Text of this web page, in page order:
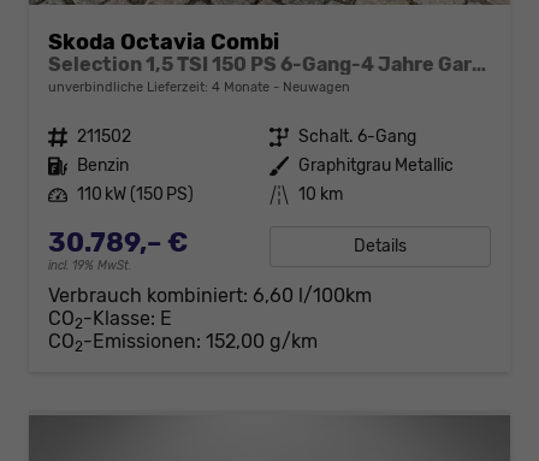
Skoda Octavia Combi
Selection 1,5 TSI 150 PS 6-Gang-4 Jahre Garantie-Anhängerkupplung schwenkbar-PDC vorne und hinten-Sitzheizung-Smart Link
unverbindliche Lieferzeit: 4 Monate Neuwagen
Fahrzeugnr. 211502 Getriebe Schalt. 6-Gang
Kraftstoff Benzin Außenfarbe Graphitgrau Metallic
Leistung 110 kW (150 PS) Kilometerstand 10 km
30.789,– €
incl. 19% MwSt.
Details
Verbrauch kombiniert: 6,60 l/100km
CO2-Klasse: E
CO2-Emissionen: 152,00 g/km